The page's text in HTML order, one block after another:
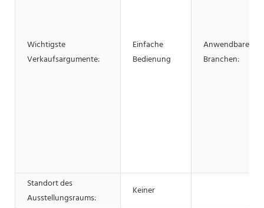
Wichtigste
Verkaufsargumente:
Einfache
Bedienung
Anwendbare
Branchen:
Standort des
Ausstellungsraums:
Keiner